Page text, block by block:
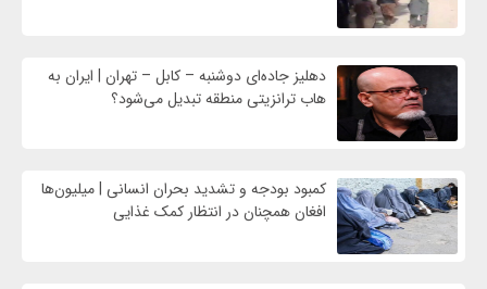
دهلیز جاده‌ای دوشنبه – کابل – تهران | ایران به
هاب ترانزیتی منطقه تبدیل می‌شود؟
کمبود بودجه و تشدید بحران انسانی | میلیون‌ها
افغان همچنان در انتظار کمک غذایی